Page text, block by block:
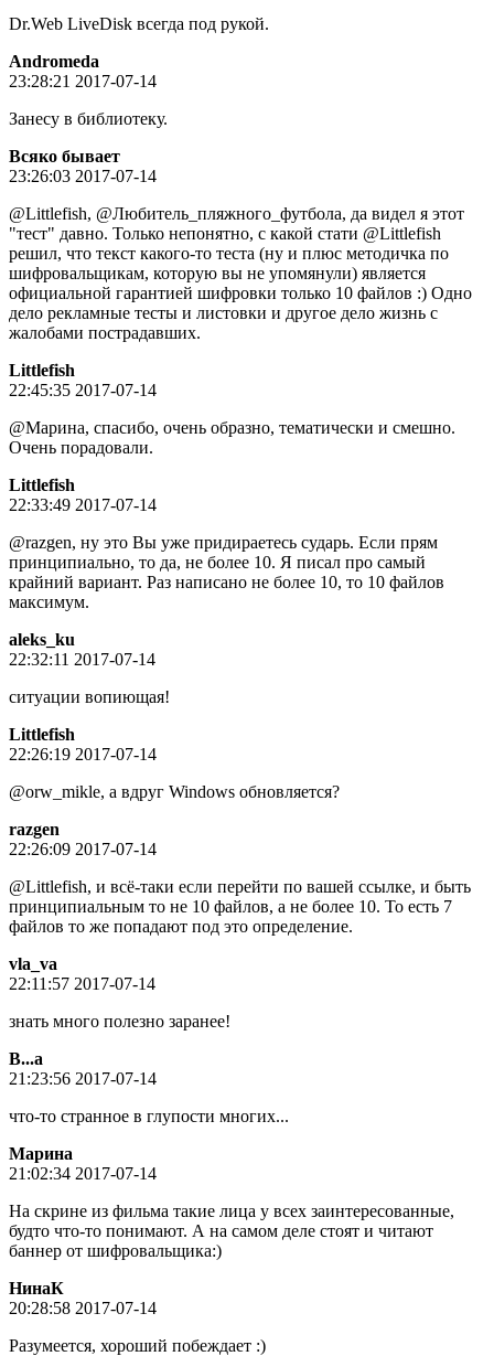
Dr.Web LiveDisk всегда под рукой.
Andromeda
23:28:21 2017-07-14
Занесу в библиотеку.
Всяко бывает
23:26:03 2017-07-14
@Littlefish, @Любитель_пляжного_футбола, да видел я этот
"тест" давно. Только непонятно, с какой стати @Littlefish
решил, что текст какого-то теста (ну и плюс методичка по
шифровальщикам, которую вы не упомянули) является
официальной гарантией шифровки только 10 файлов :) Одно
дело рекламные тесты и листовки и другое дело жизнь с
жалобами пострадавших.
Littlefish
22:45:35 2017-07-14
@Марина, спасибо, очень образно, тематически и смешно.
Очень порадовали.
Littlefish
22:33:49 2017-07-14
@razgen, ну это Вы уже придираетесь сударь. Если прям
принципиально, то да, не более 10. Я писал про самый
крайний вариант. Раз написано не более 10, то 10 файлов
максимум.
aleks_ku
22:32:11 2017-07-14
ситуации вопиющая!
Littlefish
22:26:19 2017-07-14
@orw_mikle, а вдруг Windows обновляется?
razgen
22:26:09 2017-07-14
@Littlefish, и всё-таки если перейти по вашей ссылке, и быть
принципиальным то не 10 файлов, а не более 10. То есть 7
файлов то же попадают под это определение.
vla_va
22:11:57 2017-07-14
знать много полезно заранее!
В...а
21:23:56 2017-07-14
что-то странное в глупости многих...
Марина
21:02:34 2017-07-14
На скрине из фильма такие лица у всех заинтересованные,
будто что-то понимают. А на самом деле стоят и читают
баннер от шифровальщика:)
НинаК
20:28:58 2017-07-14
Разумеется, хороший побеждает :)